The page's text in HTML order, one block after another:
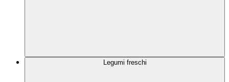
Legumi freschi